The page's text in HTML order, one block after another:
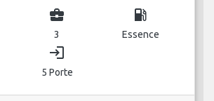
business_center
3
local_gas_station
Essence
login
5 Porte